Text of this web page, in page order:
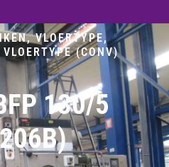
VLOERTYPE,
(CONV)
130/5